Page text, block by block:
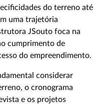
do terreno até
uma trajetória
JSouto foca na
cumprimento de
do empreendimento.
considerar
o cronograma
e os projetos